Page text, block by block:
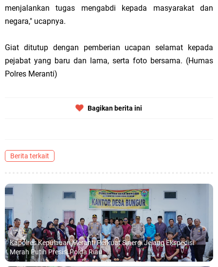
menjalankan tugas mengabdi kepada masyarakat dan
negara," ucapnya.
Giat ditutup dengan pemberian ucapan selamat kepada
pejabat yang baru dan lama, serta foto bersama. (Humas
Polres Meranti)
Bagikan berita ini
Berita terkait
Kapolres Kepulauan Meranti Perkuat Sinergi Jelang Ekspedisi
Merah Putih Presisi Polda Riau